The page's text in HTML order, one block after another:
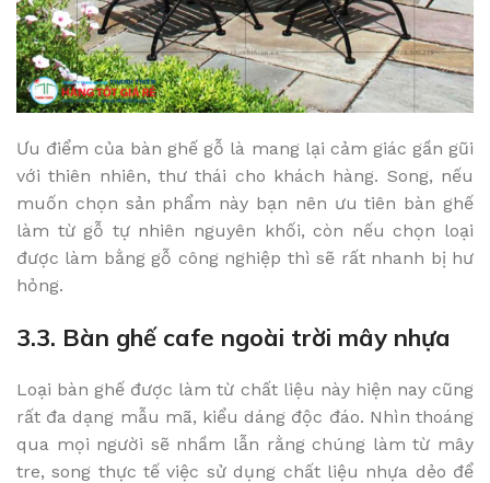
Ưu điểm của bàn ghế gỗ là mang lại cảm giác gần gũi
với thiên nhiên, thư thái cho khách hàng. Song, nếu
muốn chọn sản phẩm này bạn nên ưu tiên bàn ghế
làm từ gỗ tự nhiên nguyên khối, còn nếu chọn loại
được làm bằng gỗ công nghiệp thì sẽ rất nhanh bị hư
hỏng.
3.3. Bàn ghế cafe ngoài trời mây nhựa
Loại bàn ghế được làm từ chất liệu này hiện nay cũng
rất đa dạng mẫu mã, kiểu dáng độc đáo. Nhìn thoáng
qua mọi người sẽ nhầm lẫn rằng chúng làm từ mây
tre, song thực tế việc sử dụng chất liệu nhựa dẻo để